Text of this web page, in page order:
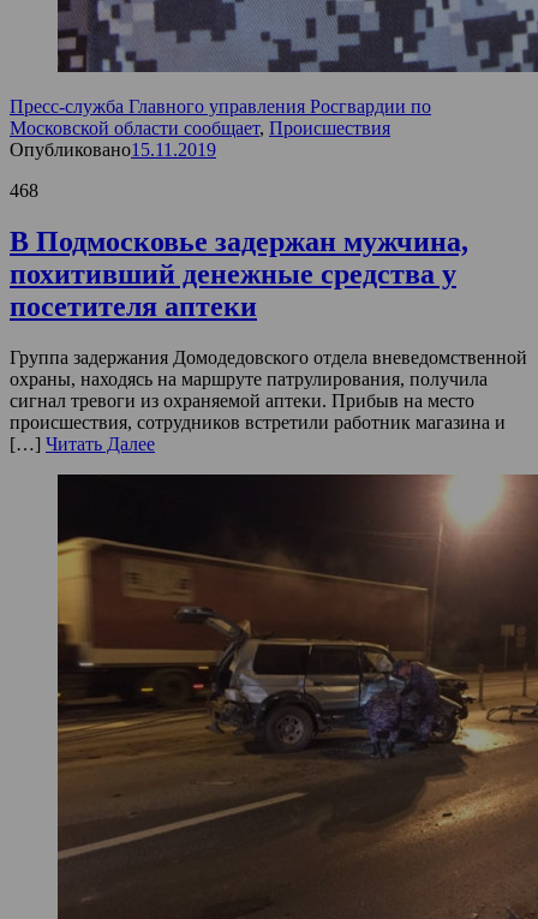
Пресс-служба Главного управления Росгвардии по
Московской области сообщает, Происшествия
Опубликовано15.11.2019
468
В Подмосковье задержан мужчина,
похитивший денежные средства у
посетителя аптеки
Группа задержания Домодедовского отдела вневедомственной
охраны, находясь на маршруте патрулирования, получила
сигнал тревоги из охраняемой аптеки. Прибыв на место
происшествия, сотрудников встретили работник магазина и
[…] Читать Далее